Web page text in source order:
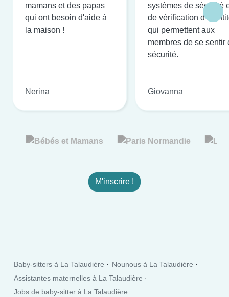
mamans et des papas
qui ont besoin d'aide à
la maison !
Nerina
systèmes de sécurité
de vérification
qui permettent aux
membres de se sentir
sécurité.
Giovanna
M'inscrire !
Baby-sitters à La Talaudière
Nounous à La Talaudière
Assistantes maternelles à La Talaudière
Jobs de baby-sitter à La Talaudière